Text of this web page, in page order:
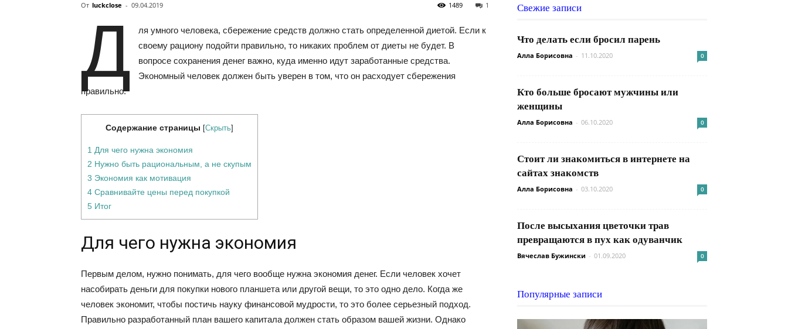
От luckclose - 09.04.2019 1
1489
Д
ля умного человека, сбережение средств должно стать определенной диетой. Если к
своему рациону подойти правильно, то никаких проблем от диеты не будет. В
вопросе сохранения денег важно, куда именно идут заработанные средства.
Экономный человек должен быть уверен в том, что он расходует сбережения
правильно.
Содержание страницы [Скрыть]
1 Для чего нужна экономия
2 Нужно быть рациональным, а не скупым
3 Экономия как мотивация
4 Сравнивайте цены перед покупкой
5 Итог
Для чего нужна экономия
Первым делом, нужно понимать, для чего вообще нужна экономия денег. Если человек хочет
насобирать деньги для покупки нового планшета или другой вещи, то это одно дело. Когда же
человек экономит, чтобы постичь науку финансовой мудрости, то это более серьезный подход.
Правильно разработанный план вашего капитала должен стать образом вашей жизни. Однако
Свежие записи
Что делать если бросил парень
Алла Борисовна - 11.10.2020 0
Кто больше бросают мужчины или
женщины
Алла Борисовна - 06.10.2020 0
Стоит ли знакомиться в интернете на
сайтах знакомств
Алла Борисовна - 03.10.2020 0
После высыхания цветочки трав
превращаются в пух как одуванчик
Вячеслав Бужински - 01.09.2020 0
Популярные записи